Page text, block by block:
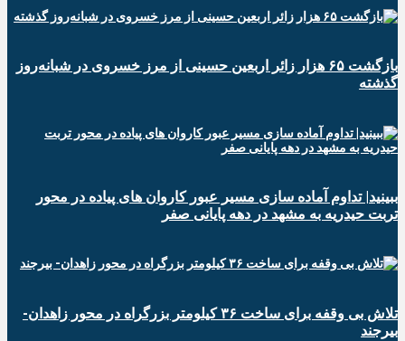
️بازگشت ۶۵ هزار زائر اربعین حسینی از مرز خسروی در شبانه‌روز
گذشته
ببینید| تداوم آماده سازی مسیر عبور کاروان های پیاده در محور
تربت حیدریه به مشهد در دهه پایانی صفر
تلاش بی وقفه برای ساخت ۳۶ کیلومتر بزرگراه در محور زاهدان-
بیرجند